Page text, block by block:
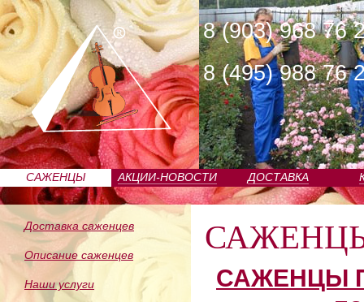
8 (903) 968 76
8 (495) 988 76
САЖЕНЦЫ
ПИТОМНИКА
АКЦИИ-НОВОСТИ ДОСТАВКА
Доставка саженцев
Описание саженцев
Наши услуги
САЖЕНЦЫ